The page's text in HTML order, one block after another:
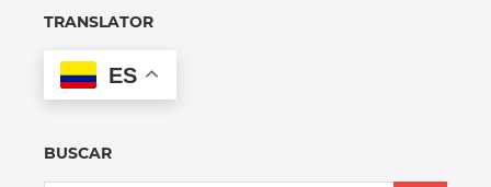
TRANSLATOR
ES
BUSCAR